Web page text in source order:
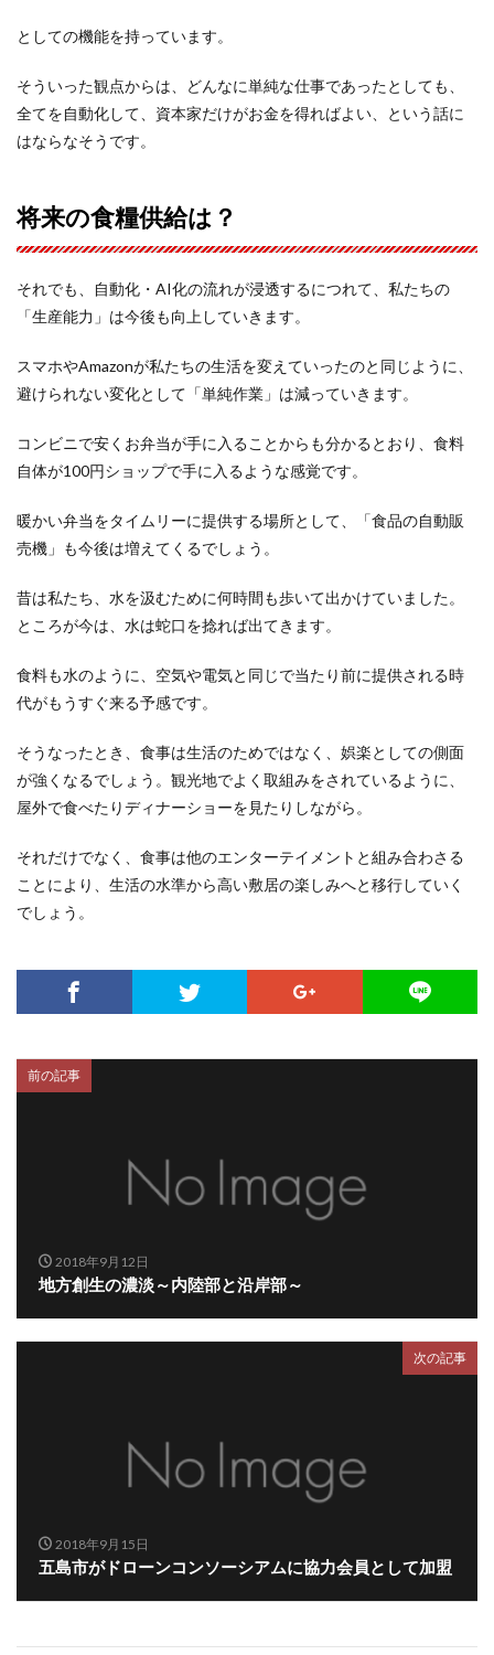
としての機能を持っています。
そういった観点からは、どんなに単純な仕事であったとしても、
全てを自動化して、資本家だけがお金を得ればよい、という話に
はならなそうです。
将来の食糧供給は？
それでも、自動化・AI化の流れが浸透するにつれて、私たちの
「生産能力」は今後も向上していきます。
スマホやAmazonが私たちの生活を変えていったのと同じように、
避けられない変化として「単純作業」は減っていきます。
コンビニで安くお弁当が手に入ることからも分かるとおり、食料
自体が100円ショップで手に入るような感覚です。
暖かい弁当をタイムリーに提供する場所として、「食品の自動販
売機」も今後は増えてくるでしょう。
昔は私たち、水を汲むために何時間も歩いて出かけていました。
ところが今は、水は蛇口を捻れば出てきます。
食料も水のように、空気や電気と同じで当たり前に提供される時
代がもうすぐ来る予感です。
そうなったとき、食事は生活のためではなく、娯楽としての側面
が強くなるでしょう。観光地でよく取組みをされているように、
屋外で食べたりディナーショーを見たりしながら。
それだけでなく、食事は他のエンターテイメントと組み合わさる
ことにより、生活の水準から高い敷居の楽しみへと移行していく
でしょう。
前の記事
2018年9月12日
地方創生の濃淡～内陸部と沿岸部～
次の記事
2018年9月15日
五島市がドローンコンソーシアムに協力会員として加盟